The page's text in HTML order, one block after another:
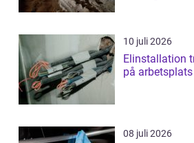
10 juli 2026
Elinstallation trygg el i hem och
på arbetsplats
08 juli 2026